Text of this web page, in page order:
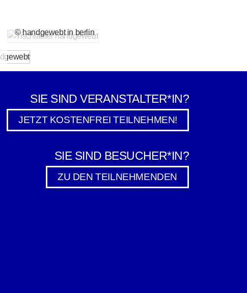
© handgewebt in berlin
SIE SIND VERANSTALTER*IN?
JETZT KOSTENFREI TEILNEHMEN!
SIE SIND BESUCHER*IN?
ZU DEN TEILNEHMENDEN